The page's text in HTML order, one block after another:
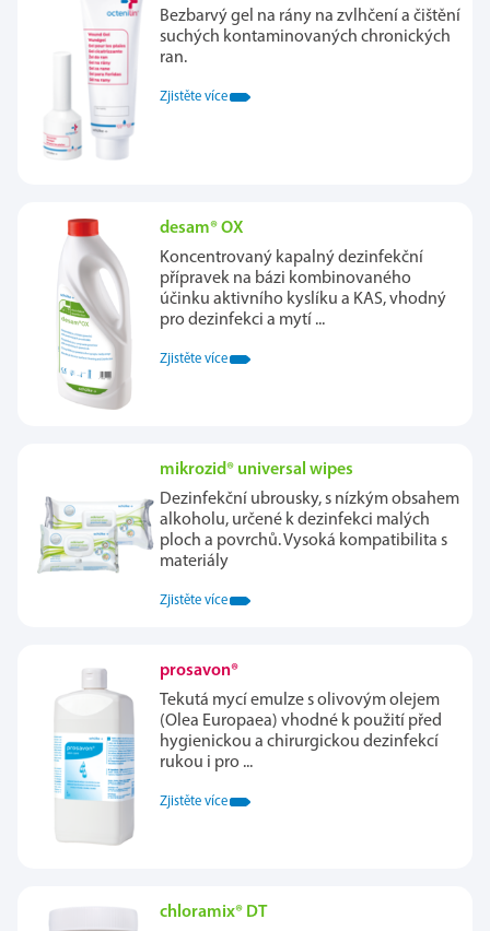
Bezbarvý gel na rány na zvlhčení a čištění
suchých kontaminovaných chronických
ran.
Zjistěte více
desam® OX
Koncentrovaný kapalný dezinfekční
přípravek na bázi kombinovaného
účinku aktivního kyslíku a KAS, vhodný
pro dezinfekci a mytí ...
Zjistěte více
mikrozid® universal wipes
Dezinfekční ubrousky, s nízkým obsahem
alkoholu, určené k dezinfekci malých
ploch a povrchů. Vysoká kompatibilita s
materiály
Zjistěte více
prosavon®
Tekutá mycí emulze s olivovým olejem
(Olea Europaea) vhodné k použití před
hygienickou a chirurgickou dezinfekcí
rukou i pro ...
Zjistěte více
chloramix® DT